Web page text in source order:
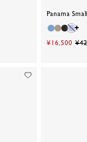
Panama
¥16,500